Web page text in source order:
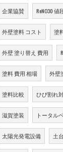
企業協賛 ReNO30 値
外壁塗料 コスト 塗
外壁 塗り替え 費用
塗料 費用 相場 外壁
塗料比較 ひび割れ
滋賀塗装 トータル
太陽光発電設備 土